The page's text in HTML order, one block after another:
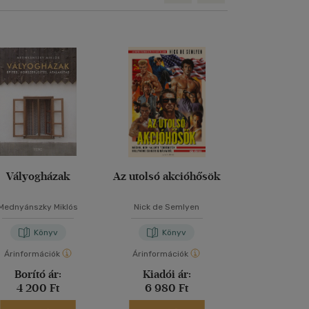
Vályogházak
Miklós
Könyv
Árinformációk
Borító ár:
4 200 Ft
Az utolsó akcióhősök
Nick de Semlyen
Könyv
Árinformációk
Kiadói ár:
6 980 Ft